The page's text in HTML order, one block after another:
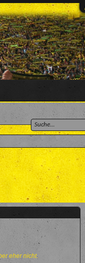
eher nicht.